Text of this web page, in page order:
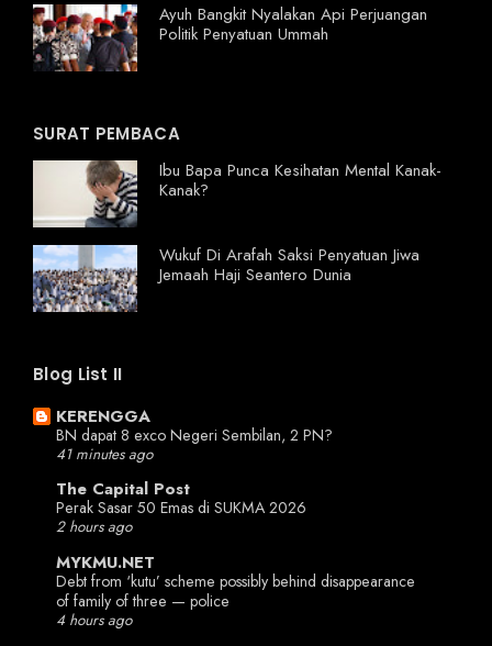
Ayuh Bangkit Nyalakan Api Perjuangan
Politik Penyatuan Ummah
SURAT PEMBACA
Ibu Bapa Punca Kesihatan Mental Kanak-
Kanak?
Wukuf Di Arafah Saksi Penyatuan Jiwa
Jemaah Haji Seantero Dunia
Blog List II
KERENGGA
BN dapat 8 exco Negeri Sembilan, 2 PN?
41 minutes ago
The Capital Post
Perak Sasar 50 Emas di SUKMA 2026
2 hours ago
MYKMU.NET
Debt from ‘kutu’ scheme possibly behind disappearance
of family of three — police
4 hours ago